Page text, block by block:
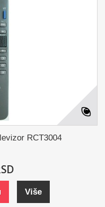
RCT3004
Više